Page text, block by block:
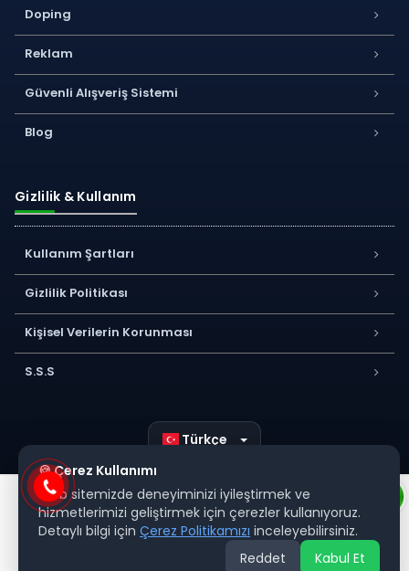
Doping
Reklam
Güvenli Alışveriş Sistemi
Blog
Gizlilik & Kullanım
Kullanım Şartları
Gizlilik Politikası
Kişisel Verilerin Korunması
S.S.S
Türkçe
🍪 Çerez Kullanımı
Web sitemizde deneyiminizi iyileştirmek ve
hizmetlerimizi geliştirmek için çerezler kullanıyoruz.
Detaylı bilgi için Çerez Politikamızı inceleyebilirsiniz.
Reddet
Kabul Et